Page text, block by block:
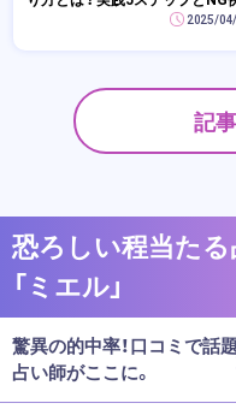
2025/
記
恐ろしい程当た
「ミエル」
驚異の的中率！口コミで話
占い師がここに。